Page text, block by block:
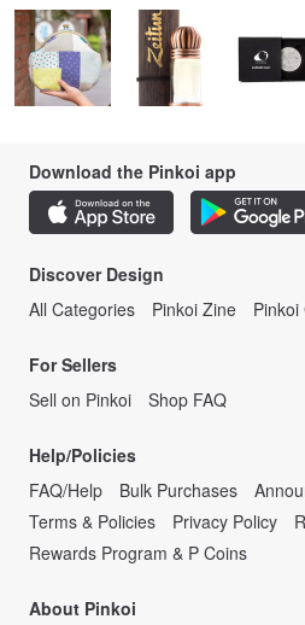
Download the Pinkoi app
Discover Design
All Categories
Pinkoi Zine
For Sellers
Sell on Pinkoi
Shop FAQ
Help/Policies
FAQ/Help
Bulk Purchases
Terms & Policies
Privacy Policy
Rewards Program & P Coins
About Pinkoi